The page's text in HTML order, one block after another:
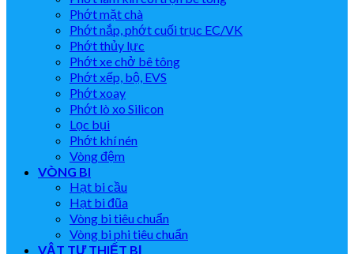
Phớt mặt chà
Phớt nắp, phớt cuối trục EC/VK
Phớt thủy lực
Phớt xe chở bê tông
Phớt xếp, bộ, EVS
Phớt xoay
Phớt lò xo Silicon
Lọc bụi
Phớt khí nén
Vòng đệm
VÒNG BI
Hạt bi cầu
Hạt bi đũa
Vòng bi tiêu chuẩn
Vòng bi phi tiêu chuẩn
VẬT TƯ THIẾT BỊ